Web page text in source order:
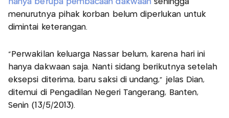
hanya berupa pembacaan dakwaan sehingga
menurutnya pihak korban belum diperlukan untuk
dimintai keterangan.
"Perwakilan keluarga Nassar belum, karena hari ini
hanya dakwaan saja. Nanti sidang berikutnya setelah
eksepsi diterima, baru saksi di undang," jelas Dian,
ditemui di Pengadilan Negeri Tangerang, Banten,
Senin (13/5/2013).